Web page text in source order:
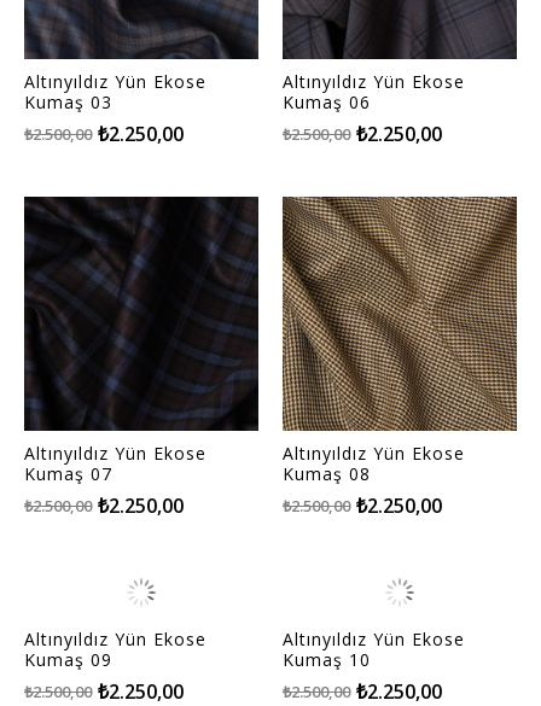
Altınyıldız Yün Ekose
Kumaş 03
₺2.250,00
₺2.500,00
Altınyıldız Yün Ekose
Kumaş 06
₺2.250,00
₺2.500,00
Altınyıldız Yün Ekose
Kumaş 07
₺2.250,00
₺2.500,00
Altınyıldız Yün Ekose
Kumaş 08
₺2.250,00
₺2.500,00
Altınyıldız Yün Ekose
Kumaş 09
₺2.250,00
₺2.500,00
Altınyıldız Yün Ekose
Kumaş 10
₺2.250,00
₺2.500,00